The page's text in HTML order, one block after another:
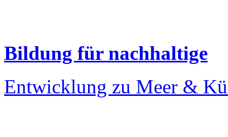
Bildung für nachhaltige
Entwicklung zu Meer &